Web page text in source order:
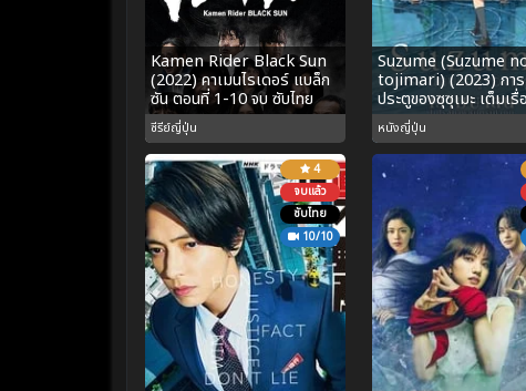
Kamen Rider Black Sun
(2022) คาเมนไรเดอร์ แบล็ก
ซัน ตอนที่ 1-10 จบ ซับไทย
ซีรีย์ญี่ปุ่น
Suzume (Suzume
tojimari) (2023) กา
ประตูของซุซุเมะ เต็มเรื่
หนังญี่ปุ่น
4
จบแล้ว
ซับไทย
10/10